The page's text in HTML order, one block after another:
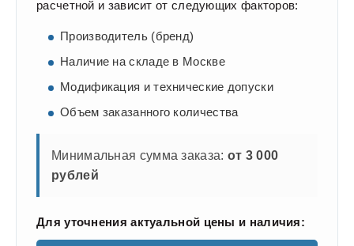
расчетной и зависит от следующих факторов:
Производитель (бренд)
Наличие на складе в Москве
Модификация и технические допуски
Объем заказанного количества
Минимальная сумма заказа: от 3 000
рублей
Для уточнения актуальной цены и наличия: